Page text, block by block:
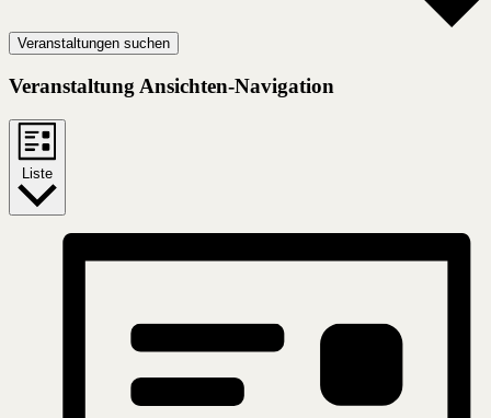
Veranstaltungen suchen
Veranstaltung Ansichten-Navigation
Liste